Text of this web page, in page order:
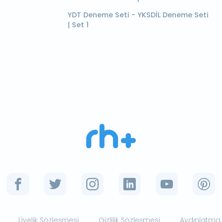
YDT Deneme Seti - YKSDİL Deneme Seti
| Set 1
Üyelik Sözleşmesi Gizlilik Sözleşmesi